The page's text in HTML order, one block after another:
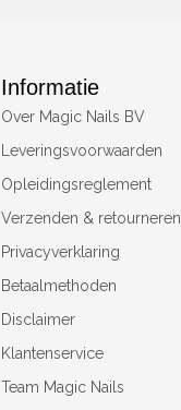
Informatie
Over Magic Nails BV
Leveringsvoorwaarden
Opleidingsreglement
Verzenden & retourneren
Privacyverklaring
Betaalmethoden
Disclaimer
Klantenservice
Team Magic Nails